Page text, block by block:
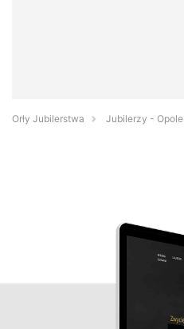
Orły Jubilerstwa Jubilerzy - Opole